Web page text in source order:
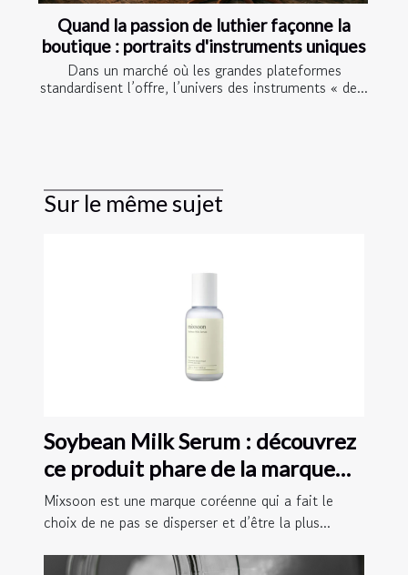
Quand la passion de luthier façonne la
boutique : portraits d'instruments uniques
Dans un marché où les grandes plateformes
standardisent l’offre, l’univers des instruments « de...
Sur le même sujet
Soybean Milk Serum : découvrez
ce produit phare de la marque
Mixsoon !
Mixsoon est une marque coréenne qui a fait le
choix de ne pas se disperser et d’être la plus...